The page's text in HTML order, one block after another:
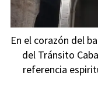
En el corazón del
del Tránsito
referencia